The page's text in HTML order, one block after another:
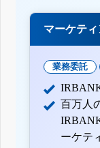
マーケテ
業務委託
百万人
ーケテ